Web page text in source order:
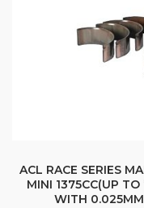
ACL RACE SERIES
MINI 1375CC(UP TO
WITH 0.025MM